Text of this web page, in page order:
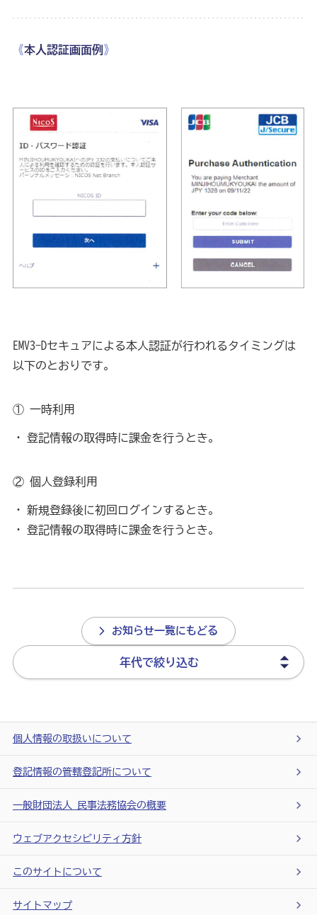
《本人認証画面例 》
EMV3-Dセキュアによる本人認証が行われるタイミングは
以下のとおりです。
① 一時利用
登記情報の取得時に課金を行うとき。
② 個人登録利用
新規登録後に初回ログインするとき。
登記情報の取得時に課金を行うとき。
お知らせ一覧にもどる
個人情報の取扱いについて
登記情報の管轄登記所について
一般財団法人 民事法務協会の概要
ウェブアクセシビリティ方針
このサイトについて
サイトマップ